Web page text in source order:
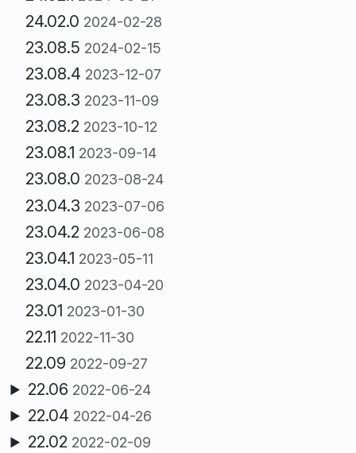
24.02.0 2024-02-28
23.08.5 2024-02-15
23.08.4 2023-12-07
23.08.3 2023-11-09
23.08.2 2023-10-12
23.08.1 2023-09-14
23.08.0 2023-08-24
23.04.3 2023-07-06
23.04.2 2023-06-08
23.04.1 2023-05-11
23.04.0 2023-04-20
23.01 2023-01-30
22.11 2022-11-30
22.09 2022-09-27
22.06 2022-06-24
22.04 2022-04-26
22.02 2022-02-09